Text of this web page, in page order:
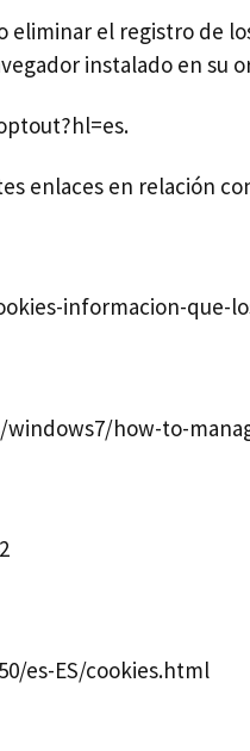
eliminar el registro de
instalado en
enlaces en relación
informacion-que-
how-to-
es-ES/cookies.html